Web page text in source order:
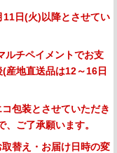
日(火)以降とさせてい
ルチペイメントでお支
産地直送品は12～16日
包装とさせていただき
ご了承願います。
替え・お届け日時の変